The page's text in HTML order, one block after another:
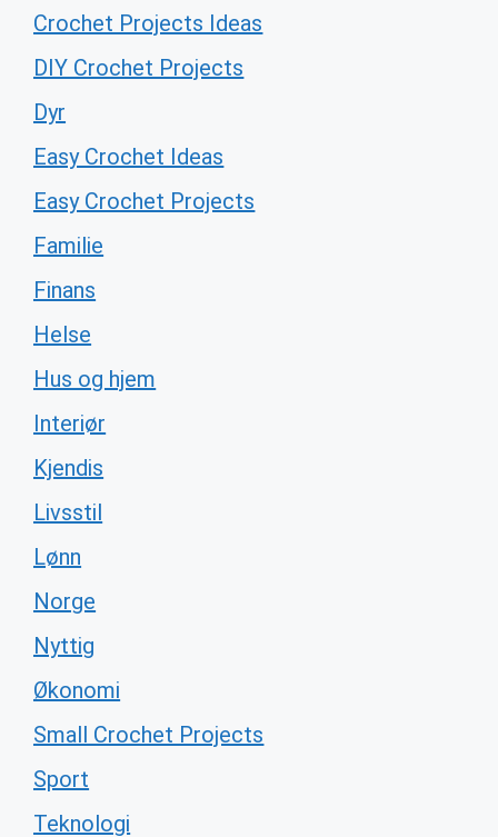
Crochet Projects Ideas
DIY Crochet Projects
Dyr
Easy Crochet Ideas
Easy Crochet Projects
Familie
Finans
Helse
Hus og hjem
Interiør
Kjendis
Livsstil
Lønn
Norge
Nyttig
Økonomi
Small Crochet Projects
Sport
Teknologi